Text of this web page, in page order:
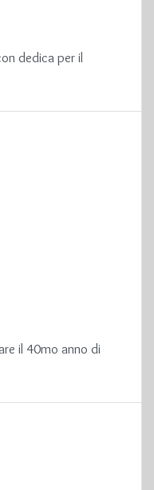
dedica per il
il 40mo anno di